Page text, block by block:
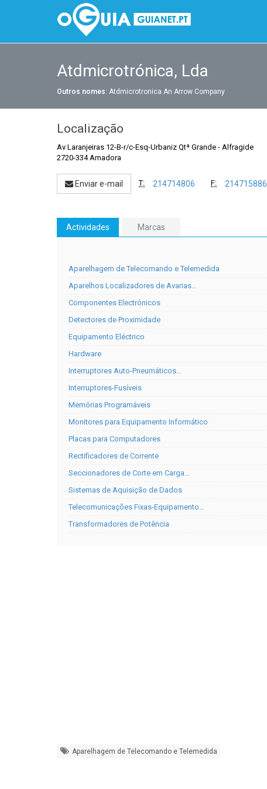
Atdmicrotrónica, Lda
Outros nomes: Atdmicrotronica An Arrow Company
Localização
Av Laranjeiras 12-B-r/c-Esq-Urbaniz Qtª Grande - Alfragide
2720-334 Amadora
Enviar e-mail T: 214714806 F: 214715886
Actividades Marcas
Aparelhagem de Telecomando e Telemedida
Aparelhos Localizadores de Avarias…
Componentes Electrónicos
Detectores de Proximidade
Equipamento Eléctrico
Hardware
Interruptores Auto-Pneumáticos…
Interruptores-Fusíveis
Memórias Programáveis
Monitores para Equipamento Informático
Placas para Computadores
Rectificadores de Corrente
Seccionadores de Corte em Carga…
Sistemas de Aquisição de Dados
Telecomunicações Fixas-Equipamento…
Transformadores de Potência
Aparelhagem de Telecomando e Telemedida